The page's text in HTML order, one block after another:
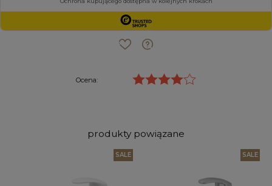
Ocena:
produkty powiązane
SALE SALE